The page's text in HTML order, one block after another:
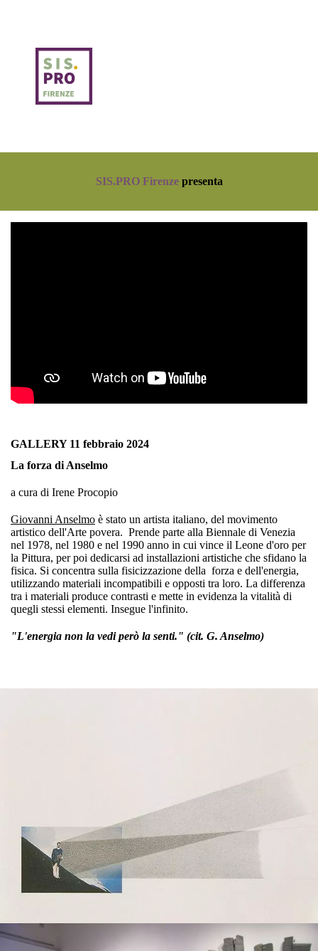
SIS.PRO Firenze presenta
GALLERY 11 febbraio 2024
La forza di Anselmo
a cura di Irene Procopio
Giovanni Anselmo è stato un artista italiano, del movimento
artistico dell'Arte povera. Prende parte alla Biennale di Venezia
nel 1978, nel 1980 e nel 1990 anno in cui vince il Leone d'oro per
la Pittura, per poi dedicarsi ad installazioni artistiche che sfidano la
fisica. Si concentra sulla fisicizzazione della forza e dell'energia,
utilizzando materiali incompatibili e opposti tra loro. La differenza
tra i materiali produce contrasti e mette in evidenza la vitalità di
quegli stessi elementi. Insegue l'infinito.
"L'energia non la vedi però la senti." (cit. G. Anselmo)